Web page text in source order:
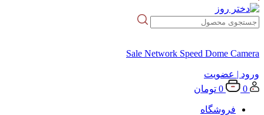
Sale Network Speed Dome Camera
ورود | عضویت
0
0 تومان
فروشگاه